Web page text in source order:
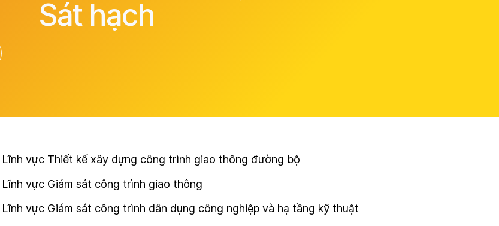
Sát hạch
vực Thiết kế xây dựng công trình giao thông đường bộ
vực Giám sát công trình giao thông
vực Giám sát công trình dân dụng công nghiệp và hạ tầng kỹ thuật